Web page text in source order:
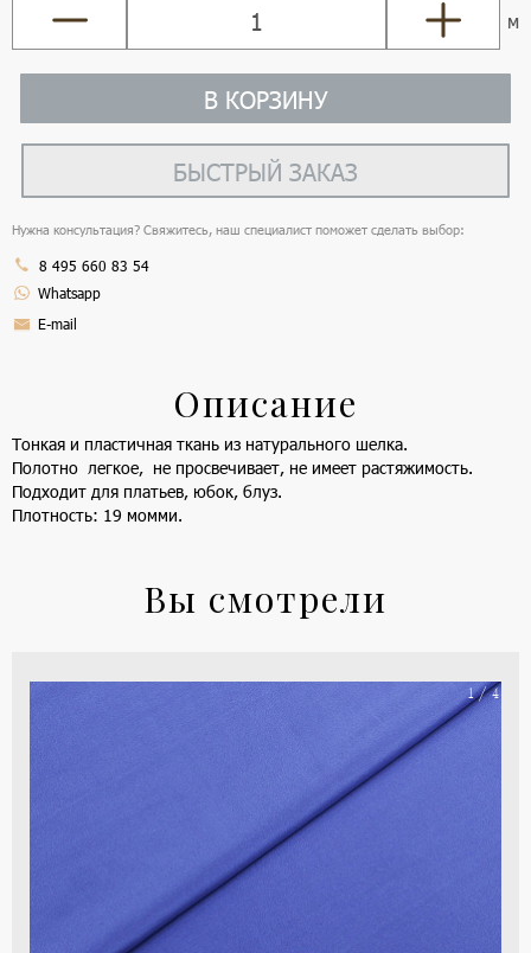
м
В КОРЗИНУ
БЫСТРЫЙ ЗАКАЗ
Нужна консультация? Свяжитесь, наш специалист поможет сделать выбор:
8 495 660 83 54
Whatsapp
E-mail
Описание
Тонкая и пластичная ткань из натурального шелка.
Полотно легкое, не просвечивает, не имеет растяжимость.
Подходит для платьев, юбок, блуз.
Плотность: 19 момми.
Вы смотрели
1 / 4